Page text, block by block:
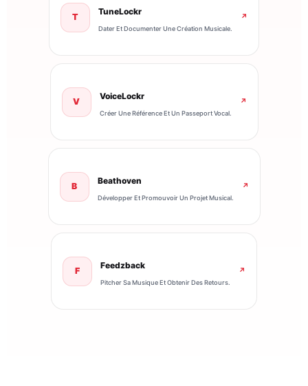
T
TuneLockr
Dater Et Documenter Une Création Musicale.
↗
V
VoiceLockr
Créer Une Référence Et Un Passeport Vocal.
↗
B
Beathoven
Développer Et Promouvoir Un Projet Musical.
↗
F
Feedzback
Pitcher Sa Musique Et Obtenir Des Retours.
↗